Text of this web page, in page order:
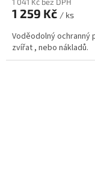
1 259 Kč / ks
Voděodolný ochranný
zvířat , nebo nákladů.